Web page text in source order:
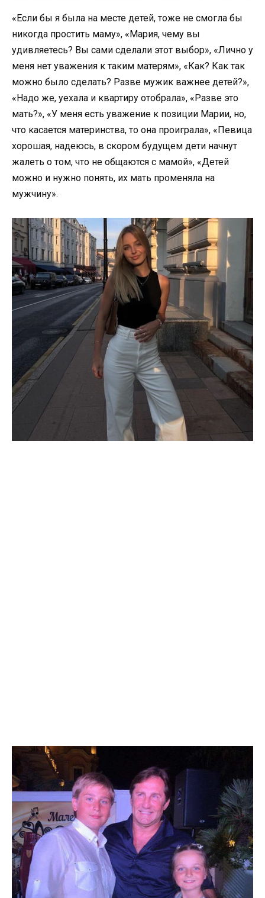
«Если бы я была на месте детей, тоже не смогла бы
никогда простить маму», «Мария, чему вы
удивляетесь? Вы сами сделали этот выбор», «Лично у
меня нет уважения к таким матерям», «Как? Как так
можно было сделать? Разве мужик важнее детей?»,
«Надо же, уехала и квартиру отобрала», «Разве это
мать?», «У меня есть уважение к позиции Марии, но,
что касается материнства, то она проиграла», «Певица
хорошая, надеюсь, в скором будущем дети начнут
жалеть о том, что не общаются с мамой», «Детей
можно и нужно понять, их мать променяла на
мужчину».